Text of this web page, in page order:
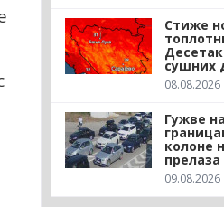
Стиже
сушних
Гужве на
колоне
прелаза